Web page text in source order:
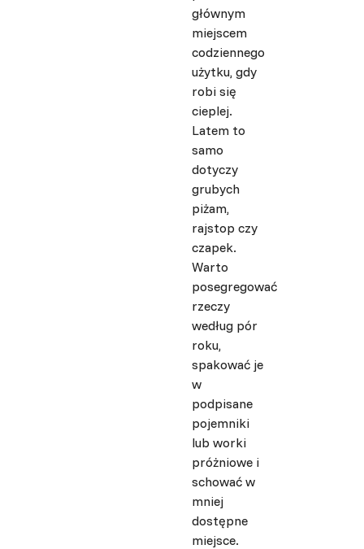
głównym
miejscem
codziennego
użytku, gdy
robi się
cieplej.
Latem to
samo
dotyczy
grubych
piżam,
rajstop czy
czapek.
Warto
posegregować
rzeczy
według pór
roku,
spakować je
w
podpisane
pojemniki
lub worki
próżniowe i
schować w
mniej
dostępne
miejsce.